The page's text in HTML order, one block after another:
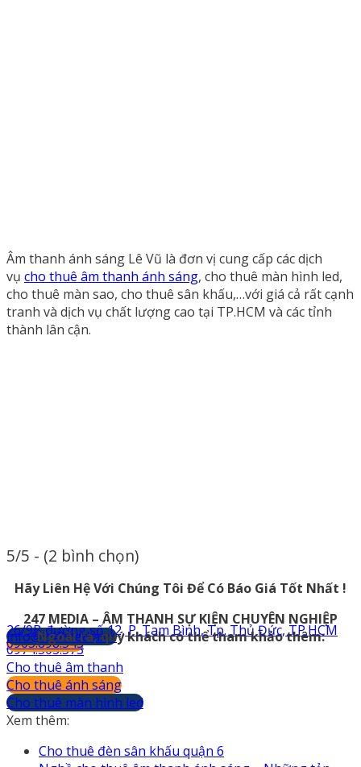
Âm thanh ánh sáng Lê Vũ là đơn vị cung cấp các dịch
vụ cho thuê âm thanh ánh sáng, cho thuê màn hình led,
cho thuê màn sao, cho thuê sân khấu,…với giá cả rất cạnh
tranh và dịch vụ chất lượng cao tại TP.HCM và các tỉnh
thành lân cận.
5/5 - (2 bình chọn)
Hãy Liên Hệ Với Chúng Tôi Để Có Báo Giá Tốt Nhất !
247 MEDIA – ÂM THANH SỰ KIỆN CHUYÊN NGHIỆP
0974.503.573
0903.898.545
info@247media.vn
26/9B đường số 12, P. Tam Bình, Tp. Thủ Đức, TP.HCM
Ngoài ra, quý khách có thể tham khảo thêm:
Cho thuê âm thanh
Cho thuê ánh sáng
Cho thuê màn hình led
Xem thêm:
Cho thuê đèn sân khấu quận 6